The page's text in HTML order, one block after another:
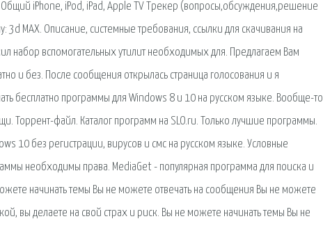
iPhone, iPod, iPad, Apple TV Трекер (вопросы,обсуждения,решение
MAX. Описание, системные требования, ссылки для скачивания на
набор вспомогательных утилит необходимых для. Предлагаем Вам
и без. После сообщения открылась страница голосования и я
бесплатно программы для Windows 8 и 10 на русском языке. Вообще-то
Торрент-файл. Каталог программ на SLO.ru. Только лучшие программы.
10 без регистрации, вирусов и смс на русском языке. Условные
необходимы права. MediaGet - популярная программа для поиска и
начинать темы Вы не можете отвечать на сообщения Вы не можете
вы делаете на свой страх и риск. Вы не можете начинать темы Вы не